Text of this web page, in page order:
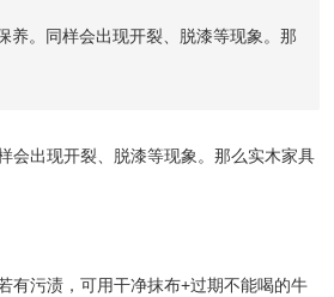
养。同样会出现开裂、脱漆等现象。那
会出现开裂、脱漆等现象。那么实木家具
有污渍，可用干净抹布+过期不能喝的牛